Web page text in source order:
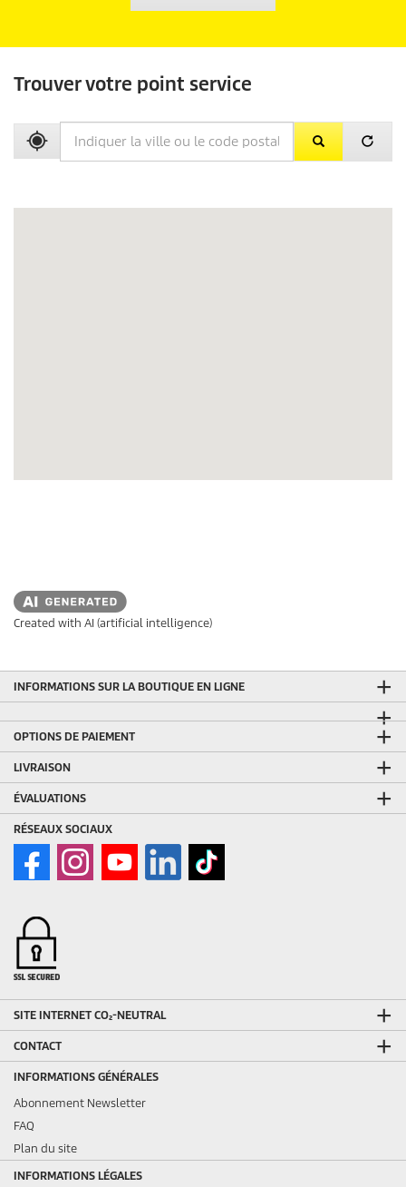
Trouver votre point service
Created with AI (artificial intelligence)
INFORMATIONS SUR LA BOUTIQUE EN LIGNE
OPTIONS DE PAIEMENT
LIVRAISON
ÉVALUATIONS
RÉSEAUX SOCIAUX
SITE INTERNET CO₂-NEUTRAL
CONTACT
INFORMATIONS GÉNÉRALES
Abonnement Newsletter
FAQ
Plan du site
INFORMATIONS LÉGALES